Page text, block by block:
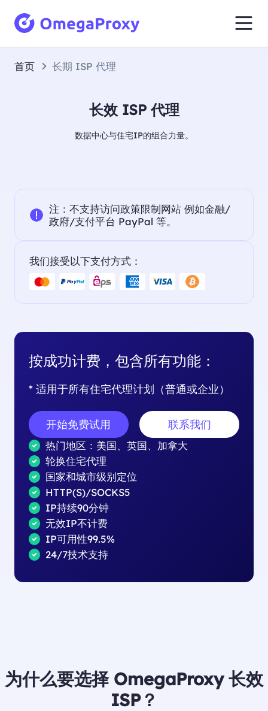
首页 长期 ISP 代理
长效 ISP 代理
数据中心与住宅IP的组合力量。
注：不支持访问政策限制网站 例如金融/
政府/支付平台 PayPal 等。
我们接受以下支付方式：
按成功计费，包含所有功能：
* 适用于所有住宅代理计划（普通或企业）
开始免费试用 联系我们
热门地区：美国、英国、加拿大
轮换住宅代理
国家和城市级别定位
HTTP(S)/SOCKS5
IP持续90分钟
无效IP不计费
IP可用性99.5%
24/7技术支持
为什么要选择 OmegaProxy 长效
ISP？